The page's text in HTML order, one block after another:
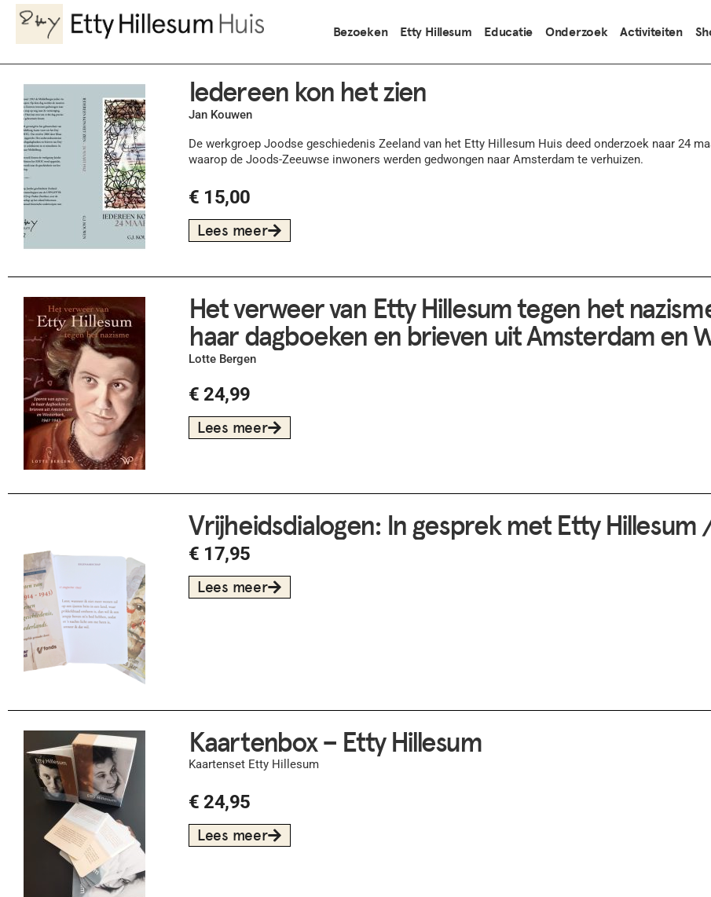
Bezoeken Etty Hillesum Educatie Onderzoek Activiteiten
Iedereen kon het zien
Jan Kouwen
De werkgroep Joodse geschiedenis Zeeland van het Etty Hillesum Huis deed onderzoek naar 24
waarop de Joods-Zeeuwse inwoners werden gedwongen naar Amsterdam te verhuizen.
€ 15,00
Lees meer
Het verweer van Etty Hillesum tegen het
haar dagboeken en brieven uit Amsterdam en
Lotte Bergen
€ 24,99
Lees meer
Vrijheidsdialogen: In gesprek met Etty
€ 17,95
Lees meer
Kaartenbox – Etty Hillesum
Kaartenset Etty Hillesum
€ 24,95
Lees meer